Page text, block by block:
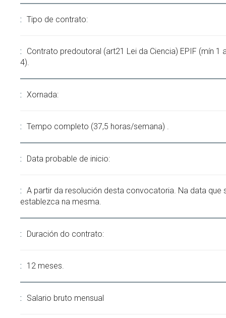
Tipo de contrato:
Contrato predoutoral (art21 Lei da Ciencia) EPIF (mín 1
4).
Xornada:
Tempo completo (37,5 horas/semana) .
Data probable de inicio:
A partir da resolución desta convocatoria. Na data que
establezca na mesma.
Duración do contrato:
12 meses.
Salario bruto mensual